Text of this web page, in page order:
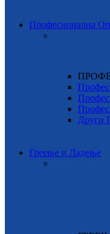
Професионална
Други
Греење и Ладење